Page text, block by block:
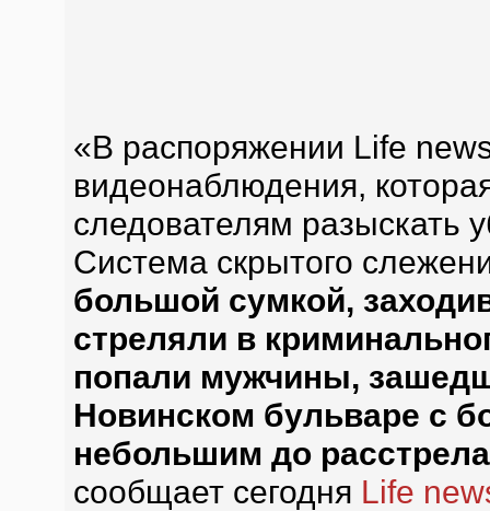
«В распоряжении Life
видеонаблюдения,
следователям разыскать
Система скрытого
большой сумкой,
стреляли в
попали мужчины,
Новинском бульваре с
небольшим до
сообщает сегодня Life